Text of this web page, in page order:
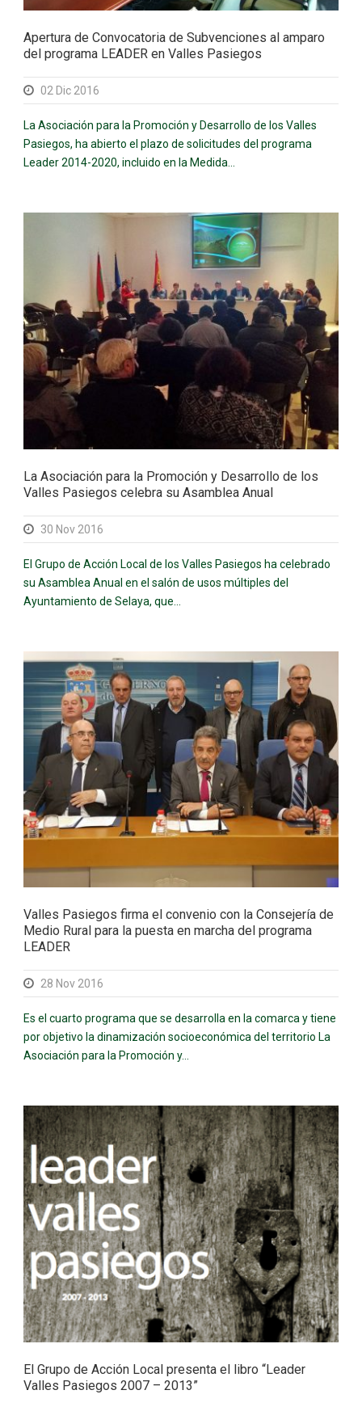
Apertura de Convocatoria de Subvenciones al amparo
del programa LEADER en Valles Pasiegos
02 Dic 2016
La Asociación para la Promoción y Desarrollo de los Valles
Pasiegos, ha abierto el plazo de solicitudes del programa
Leader 2014-2020, incluido en la Medida...
La Asociación para la Promoción y Desarrollo de los
Valles Pasiegos celebra su Asamblea Anual
30 Nov 2016
El Grupo de Acción Local de los Valles Pasiegos ha celebrado
su Asamblea Anual en el salón de usos múltiples del
Ayuntamiento de Selaya, que...
Valles Pasiegos firma el convenio con la Consejería de
Medio Rural para la puesta en marcha del programa
LEADER
28 Nov 2016
Es el cuarto programa que se desarrolla en la comarca y tiene
por objetivo la dinamización socioeconómica del territorio La
Asociación para la Promoción y...
El Grupo de Acción Local presenta el libro “Leader
Valles Pasiegos 2007 – 2013”